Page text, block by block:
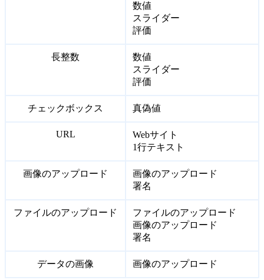
数値
スライダー
評価
長整数
数値
スライダー
評価
チェックボックス 真偽値
URL
Webサイト
1行テキスト
画像のアップロード
画像のアップロード
署名
ファイルのアップロード
ファイルのアップロード
画像のアップロード
署名
データの画像 画像のアップロード